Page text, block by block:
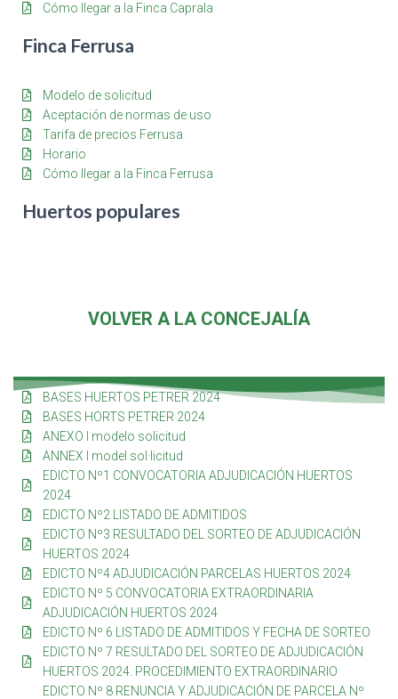
Cómo llegar a la Finca Caprala
Finca Ferrusa
Modelo de solicitud
Aceptación de normas de uso
Tarifa de precios Ferrusa
Horario
Cómo llegar a la Finca Ferrusa
Huertos populares
VOLVER A LA CONCEJALÍA
BASES HUERTOS PETRER 2024
BASES HORTS PETRER 2024
ANEXO I modelo solicitud
ANNEX I model sol·licitud
EDICTO Nº1 CONVOCATORIA ADJUDICACIÓN HUERTOS
2024
EDICTO Nº2 LISTADO DE ADMITIDOS
EDICTO Nº3 RESULTADO DEL SORTEO DE ADJUDICACIÓN
HUERTOS 2024
EDICTO Nº4 ADJUDICACIÓN PARCELAS HUERTOS 2024
EDICTO Nº 5 CONVOCATORIA EXTRAORDINARIA
ADJUDICACIÓN HUERTOS 2024
EDICTO Nº 6 LISTADO DE ADMITIDOS Y FECHA DE SORTEO
EDICTO Nº 7 RESULTADO DEL SORTEO DE ADJUDICACIÓN
HUERTOS 2024. PROCEDIMIENTO EXTRAORDINARIO
EDICTO Nº 8 RENUNCIA Y ADJUDICACIÓN DE PARCELA Nº